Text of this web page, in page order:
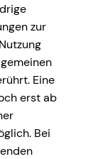
zur
Eine
erst ab
Bei